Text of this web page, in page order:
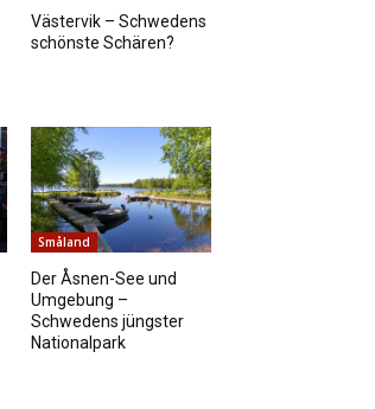
Västervik – Schwedens
schönste Schären?
Småland
Der Åsnen-See und
Umgebung –
Schwedens jüngster
Nationalpark